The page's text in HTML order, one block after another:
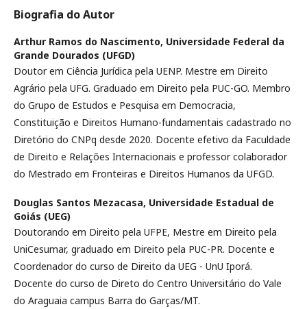
Biografia do Autor
Arthur Ramos do Nascimento, Universidade Federal da
Grande Dourados (UFGD)
Doutor em Ciência Jurídica pela UENP. Mestre em Direito
Agrário pela UFG. Graduado em Direito pela PUC-GO. Membro
do Grupo de Estudos e Pesquisa em Democracia,
Constituição e Direitos Humano-fundamentais cadastrado no
Diretório do CNPq desde 2020. Docente efetivo da Faculdade
de Direito e Relações Internacionais e professor colaborador
do Mestrado em Fronteiras e Direitos Humanos da UFGD.
Douglas Santos Mezacasa, Universidade Estadual de
Goiás (UEG)
Doutorando em Direito pela UFPE, Mestre em Direito pela
UniCesumar, graduado em Direito pela PUC-PR. Docente e
Coordenador do curso de Direito da UEG - UnU Iporá.
Docente do curso de Direto do Centro Universitário do Vale
do Araguaia campus Barra do Garças/MT.